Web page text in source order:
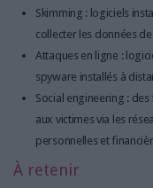
Skimming : logiciels
collecter les données
Attaques en ligne :
spyware installés à
Social engineering :
aux victimes via les
personnelles et
À retenir